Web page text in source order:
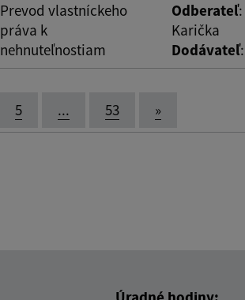
Prevod vlastníckeho
práva k
nehnuteľnostiam
Odberateľ
Karička
Dodávateľ
5 ... 53 »